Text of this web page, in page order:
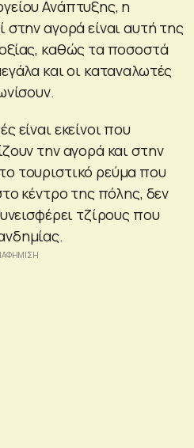
Ανάπτυξης, η
αγορά είναι αυτή της
καθώς τα ποσοστά
και οι καταναλωτές
είναι εκείνοι που
την αγορά και στην
τουριστικό ρεύμα που
κέντρο της πόλης, δεν
τζίρους που